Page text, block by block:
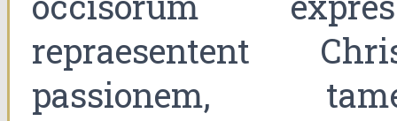
repraesentent
passionem,